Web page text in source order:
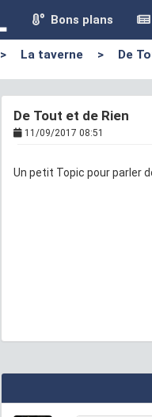
Bons plans
> La taverne > De
De Tout et de Rien
11/09/2017 08:51
Un petit Topic pour parler